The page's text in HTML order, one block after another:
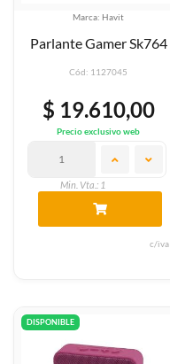
Marca: Havit
Parlante Gamer Sk764
Cód: 1127045
$ 19.610,00
Precio exclusivo web
Min. Vta.: 1
c/iva
DISPONIBLE